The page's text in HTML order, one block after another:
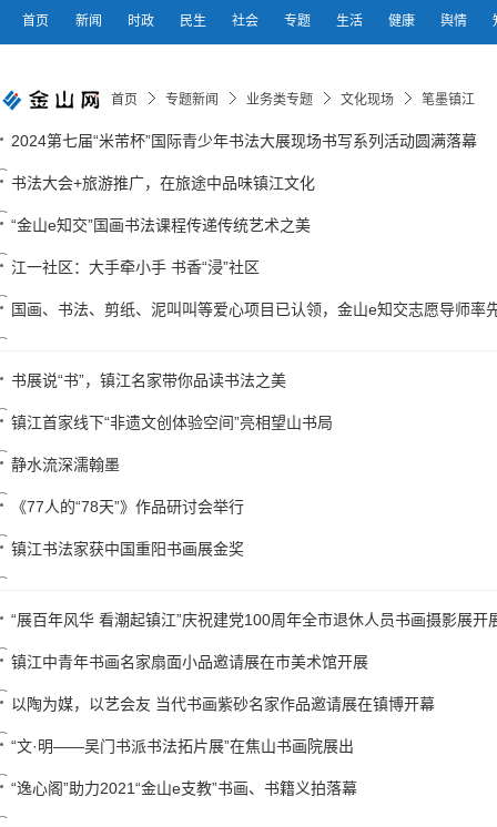
首页 新闻 时政 民生 社会 专题 生活 健康 舆情
首页 专题新闻 业务类专题 文化现场 笔墨镇江
2024第七届“米芾杯”国际青少年书法大展现场书写系列活动圆满落幕
书法大会+旅游推广，在旅途中品味镇江文化
“金山e知交”国画书法课程传递传统艺术之美
江一社区：大手牵小手 书香“浸”社区
国画、书法、剪纸、泥叫叫等爱心项目已认领，金山e知交志愿导师率
书展说“书”，镇江名家带你品读书法之美
镇江首家线下“非遗文创体验空间”亮相望山书局
静水流深濡翰墨
《77人的“78天”》作品研讨会举行
镇江书法家获中国重阳书画展金奖
“展百年风华 看潮起镇江”庆祝建党100周年全市退休人员书画摄影展开
镇江中青年书画名家扇面小品邀请展在市美术馆开展
以陶为媒，以艺会友 当代书画紫砂名家作品邀请展在镇博开幕
“文·明——吴门书派书法拓片展”在焦山书画院展出
“逸心阁”助力2021“金山e支教”书画、书籍义拍落幕